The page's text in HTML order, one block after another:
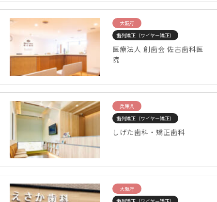
大阪府
歯列矯正（ワイヤー矯正）
医療法人 創歯会 佐古歯科医
院
兵庫県
歯列矯正（ワイヤー矯正）
しげた歯科・矯正歯科
大阪府